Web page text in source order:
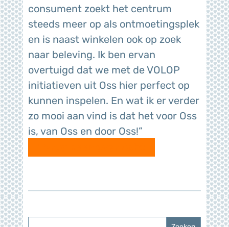
consument zoekt het centrum
steeds meer op als ontmoetingsplek
en is naast winkelen ook op zoek
naar beleving. Ik ben ervan
overtuigd dat we met de VOLOP
initiatieven uit Oss hier perfect op
kunnen inspelen. En wat ik er verder
zo mooi aan vind is dat het voor Oss
is, van Oss en door Oss!”